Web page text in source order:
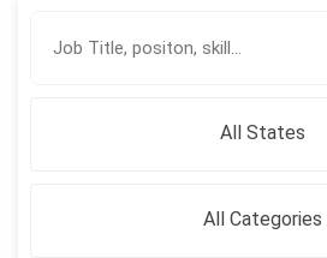
All States
All Categories